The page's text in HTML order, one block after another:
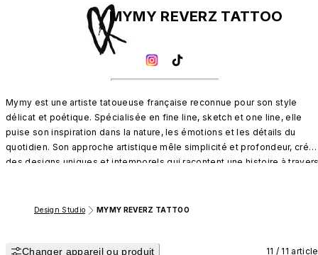
MYMY REVERZ TATTOO
Mymy est une artiste tatoueuse française reconnue pour son style
délicat et poétique. Spécialisée en fine line, sketch et one line, elle
puise son inspiration dans la nature, les émotions et les détails du
quotidien. Son approche artistique mêle simplicité et profondeur,
des designs uniques et intemporels qui racontent une histoire à
Design Studio MYMY REVERZ TATTOO
Changer appareil ou produit 11 / 11